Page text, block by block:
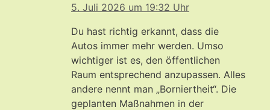
5. Juli 2026 um 19:32 Uhr
Du hast richtig erkannt, dass die
Autos immer mehr werden. Umso
wichtiger ist es, den öffentlichen
Raum entsprechend anzupassen. Alles
andere nennt man „Borniertheit“. Die
geplanten Maßnahmen in der